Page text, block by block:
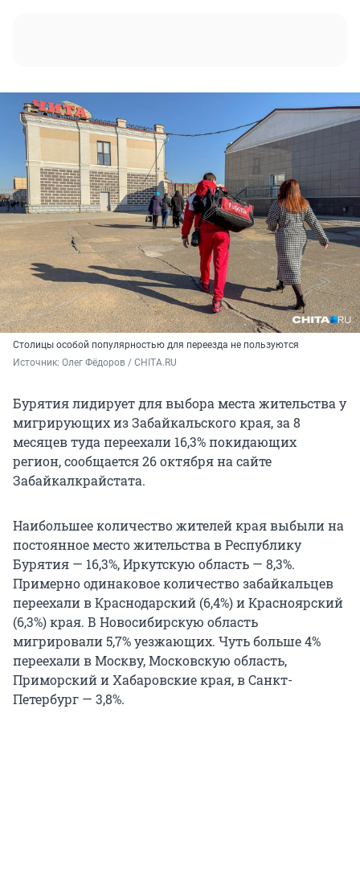
Столицы особой популярностью для переезда не пользуются
Источник: Олег Фёдоров / CHITA.RU
Бурятия лидирует для выбора места жительства у
мигрирующих из Забайкальского края, за 8
месяцев туда переехали 16,3% покидающих
регион, сообщается 26 октября на сайте
Забайкалкрайстата.
Наибольшее количество жителей края выбыли на
постоянное место жительства в Республику
Бурятия — 16,3%, Иркутскую область — 8,3%.
Примерно одинаковое количество забайкальцев
переехали в Краснодарский (6,4%) и Красноярский
(6,3%) края. В Новосибирскую область
мигрировали 5,7% уезжающих. Чуть больше 4%
переехали в Москву, Московскую область,
Приморский и Хабаровские края, в Санкт-
Петербург — 3,8%.